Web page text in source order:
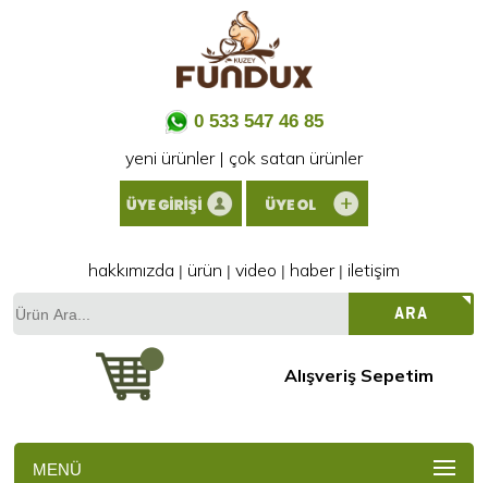
0 533 547 46 85
yeni ürünler| çok satan ürünler
hakkımızda | ürün | video | haber| iletişim
ARA
Alışveriş Sepetim
MENÜ